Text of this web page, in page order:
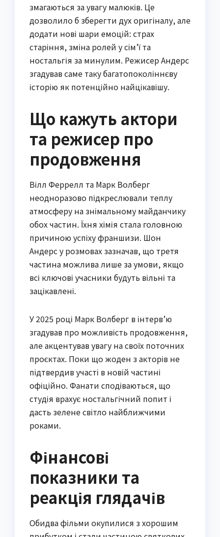
змагаються за увагу малюків. Це
дозволило б зберегти дух оригіналу, але
додати нові шари емоцій: страх
старіння, зміна ролей у сім’ї та
ностальгія за минулим. Режисер Андерс
згадував саме таку багатопоколіннєву
історію як потенційно найцікавішу.
Що кажуть актори
та режисер про
продовження
Вілл Феррелл та Марк Волберг
неодноразово підкреслювали теплу
атмосферу на знімальному майданчику
обох частин. Їхня хімія стала головною
причиною успіху франшизи. Шон
Андерс у розмовах зазначав, що третя
частина можлива лише за умови, якщо
всі ключові учасники будуть вільні та
зацікавлені.
У 2025 році Марк Волберг в інтерв’ю
згадував про можливість продовження,
але акцентував увагу на своїх поточних
проєктах. Поки що жоден з акторів не
підтвердив участі в новій частині
офіційно. Фанати сподіваються, що
студія врахує ностальгічний попит і
дасть зелене світло найближчими
роками.
Фінансові
показники та
реакція глядачів
Обидва фільми окупилися з хорошим